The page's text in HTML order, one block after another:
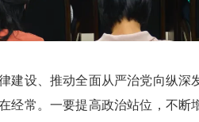
设、推动全面从严治党向纵深
经常。一要提高政治站位，不